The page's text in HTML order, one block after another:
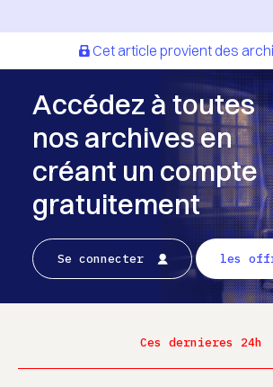
Cet article provient des
Accédez à toutes
nos archives en
créant un compte
gratuitement
Se connecter les
Ces dernieres 24h